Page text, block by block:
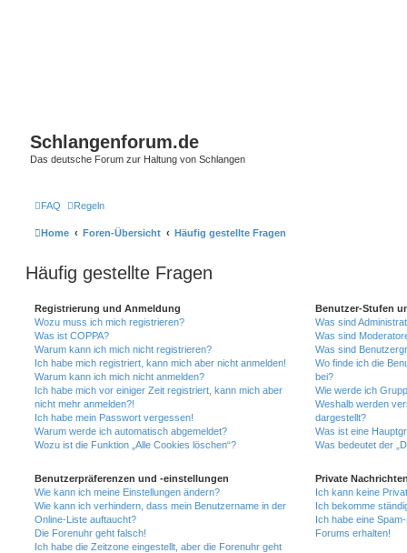
Schlangenforum.de
Das deutsche Forum zur Haltung von Schlangen
FAQ Regeln
Home Foren-Übersicht Häufig gestellte Fragen
Häufig gestellte Fragen
Registrierung und Anmeldung
Wozu muss ich mich registrieren?
Was ist COPPA?
Warum kann ich mich nicht registrieren?
Ich habe mich registriert, kann mich aber nicht anmelden!
Warum kann ich mich nicht anmelden?
Ich habe mich vor einiger Zeit registriert, kann mich aber
nicht mehr anmelden?!
Ich habe mein Passwort vergessen!
Warum werde ich automatisch abgemeldet?
Wozu ist die Funktion „Alle Cookies löschen“?
Benutzerpräferenzen und -einstellungen
Wie kann ich meine Einstellungen ändern?
Wie kann ich verhindern, dass mein Benutzername in der
Online-Liste auftaucht?
Die Forenuhr geht falsch!
Ich habe die Zeitzone eingestellt, aber die Forenuhr geht
Benutzer-Stufen
Was sind
Was sind
Was sind
Wo finde ich die
bei?
Wie werde ich
Weshalb werden
dargestellt?
Was ist eine
Was bedeutet der
Private
Ich kann keine
Ich bekomme
Ich habe eine
Forums erhalten!